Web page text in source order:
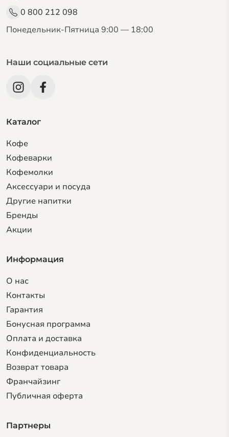
0 800 212 098
Понедельник-Пятница 9:00 — 18:00
Наши социальные сети
Каталог
Кофе
Кофеварки
Кофемолки
Аксессуари и посуда
Другие напитки
Бренды
Акции
Информация
О нас
Контакты
Гарантия
Бонусная программа
Оплата и доставка
Конфиденциальность
Возврат товара
Франчайзинг
Публичная оферта
Партнеры